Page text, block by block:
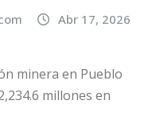
Abr 17, 2026
minera en Pueblo
millones en